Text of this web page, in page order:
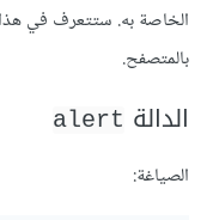
الخاصة به. ستتعرف في هذا
بالمتصفح.
الدالة alert
الصياغة: